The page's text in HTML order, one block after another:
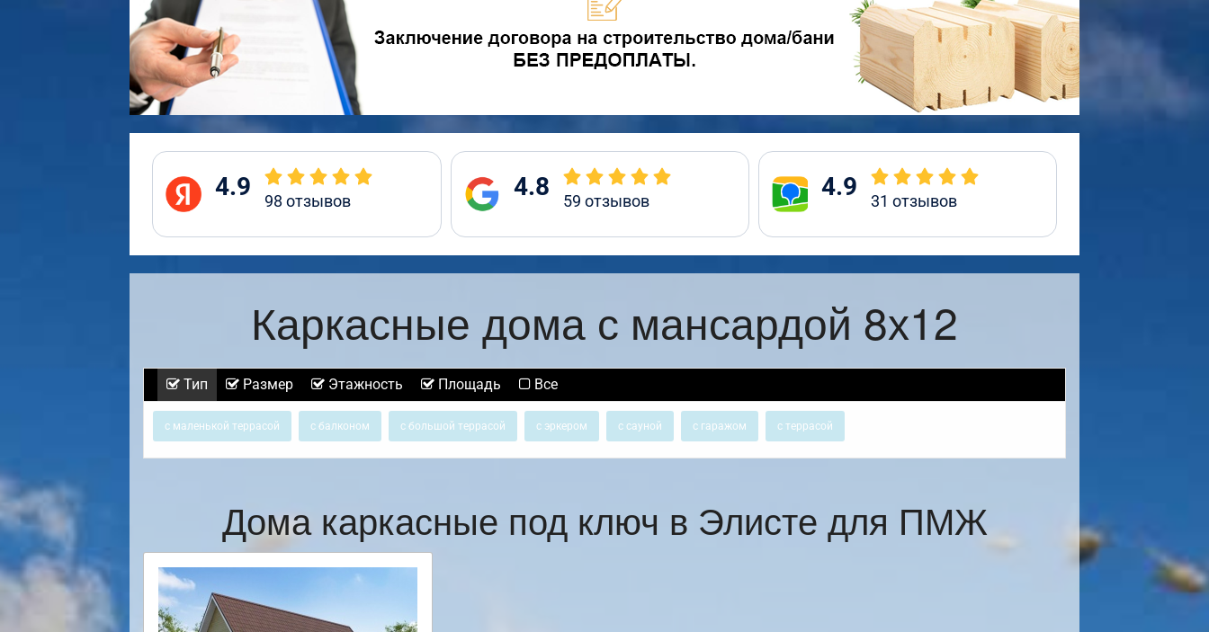
4.9 98 отзывов 4.8 59 отзывов 4.9 31 отзывов
Каркасные дома с мансардой 8х12
Тип Размер Этажность Площадь Все
с маленькой террасой с балконом с большой террасой с эркером с сауной с гаражом с террасой
Дома каркасные под ключ в Элисте для ПМЖ